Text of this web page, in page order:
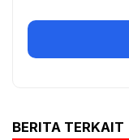
BERITA TERKAIT